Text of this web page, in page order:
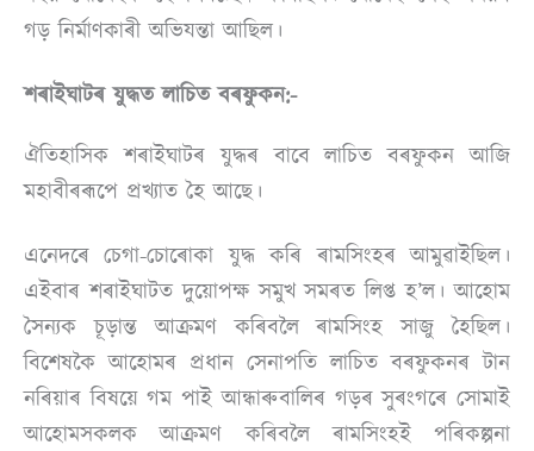
গড় নিৰ্মাণকাৰী অভিযন্তা আছিল।
শৰাইঘাটৰ যুদ্ধত লাচিত বৰফুকন:-
ঐতিহাসিক শৰাইঘাটৰ যুদ্ধৰ বাবে লাচিত বৰফুকন আজি
মহাবীৰৰূপে প্ৰখ্যাত হৈ আছে।
এনেদৰে চেগা-চোৰোকা যুদ্ধ কৰি ৰামসিংহৰ আমুৱাইছিল।
এইবাৰ শৰাইঘাটত দুয়োপক্ষ সমুখ সমৰত লিপ্ত হ’ল। আহোম
সৈন্যক চূড়ান্ত আক্ৰমণ কৰিবলৈ ৰামসিংহ সাজু হৈছিল।
বিশেষকৈ আহোমৰ প্ৰধান সেনাপতি লাচিত বৰফুকনৰ টান
নৰিয়াৰ বিষয়ে গম পাই আন্ধাৰুবালিৰ গড়ৰ সুৰংগৰে সোমাই
আহোমসকলক আক্ৰমণ কৰিবলৈ ৰামসিংহই পৰিকল্পনা